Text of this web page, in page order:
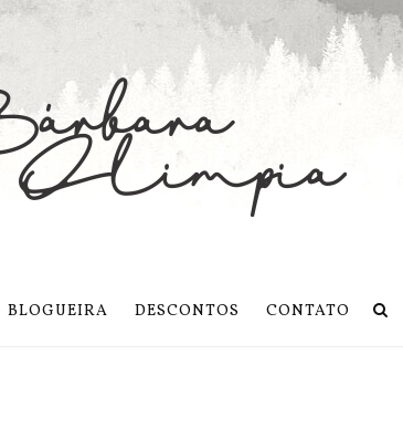
BLOGUEIRA DESCONTOS CONTATO